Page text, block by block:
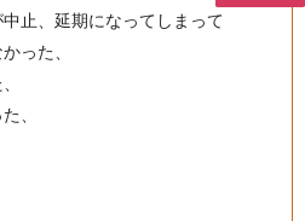
止、延期になってしまって
った、
、